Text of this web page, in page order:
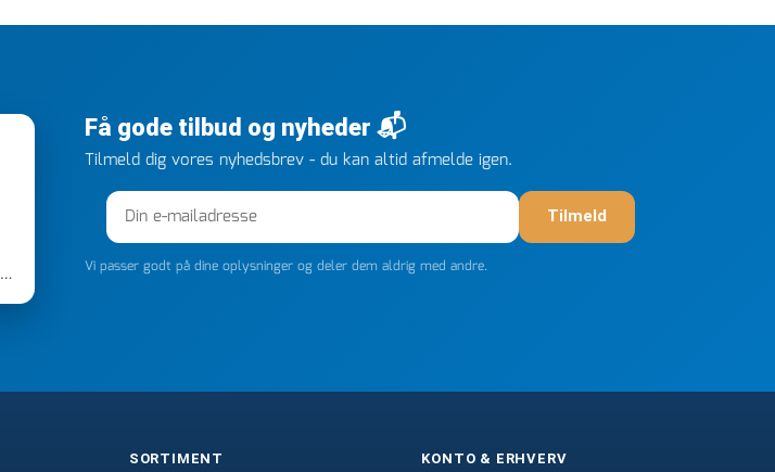
Få gode tilbud og nyheder 📬
Tilmeld dig vores nyhedsbrev - du kan altid afmelde igen.
Tilmeld
Vi passer godt på dine oplysninger og deler dem aldrig med andre.
SORTIMENT KONTO & ERHVERV